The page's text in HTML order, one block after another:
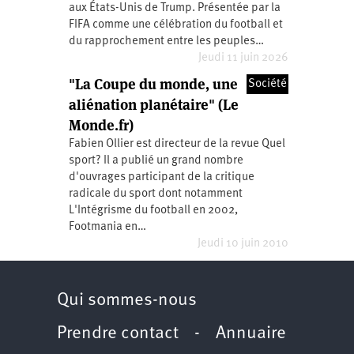
2011
Université
d’été
2012
Université
Université
d’été
2014
Université
d’été
2015
Université
d’été
Université
d’été
2017
Université
d’été
d’été
2020
d’été
2021
aux États-Unis de Trump. Présentée par la
FIFA comme une célébration du football et
du rapprochement entre les peuples…
Jeudi 11 juin 2026
Société
"La Coupe du monde, une
aliénation planétaire" (Le
Monde.fr)
Fabien Ollier est directeur de la revue Quel
sport? Il a publié un grand nombre
d'ouvrages participant de la critique
radicale du sport dont notamment
L'Intégrisme du football en 2002,
Footmania en…
Jeudi 10 juin 2010
Qui sommes-nous
Prendre contact - Annuaire